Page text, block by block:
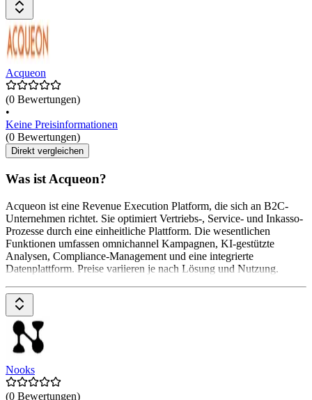
Acqueon
(0 Bewertungen)
•
Keine Preisinformationen
(0 Bewertungen)
Direkt vergleichen
Was ist Acqueon?
Acqueon ist eine Revenue Execution Platform, die sich an B2C-
Unternehmen richtet. Sie optimiert Vertriebs-, Service- und Inkasso-
Prozesse durch eine einheitliche Plattform. Die wesentlichen
Funktionen umfassen omnichannel Kampagnen, KI-gestützte
Analysen, Compliance-Management und eine integrierte
Datenplattform. Preise variieren je nach Lösung und Nutzung.
Nooks
(0 Bewertungen)